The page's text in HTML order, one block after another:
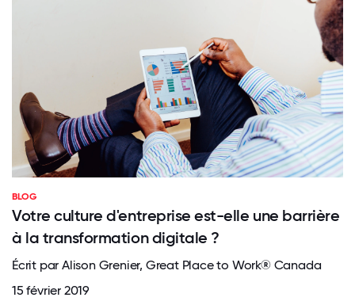
BLOG
Votre culture d'entreprise est-elle une barrière
à la transformation digitale ?
Écrit par Alison Grenier, Great Place to Work® Canada
15 février 2019